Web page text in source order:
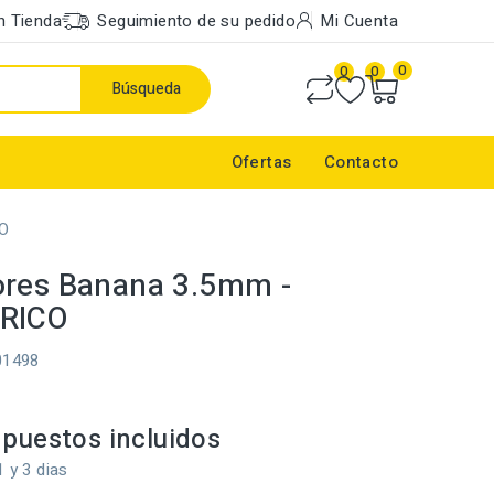
Tienda Seguimiento de su pedido Mi Cuenta
Búsqueda
0 0 0
Ofertas Contacto
Banana 3.5mm -
incluidos
y 3 dias